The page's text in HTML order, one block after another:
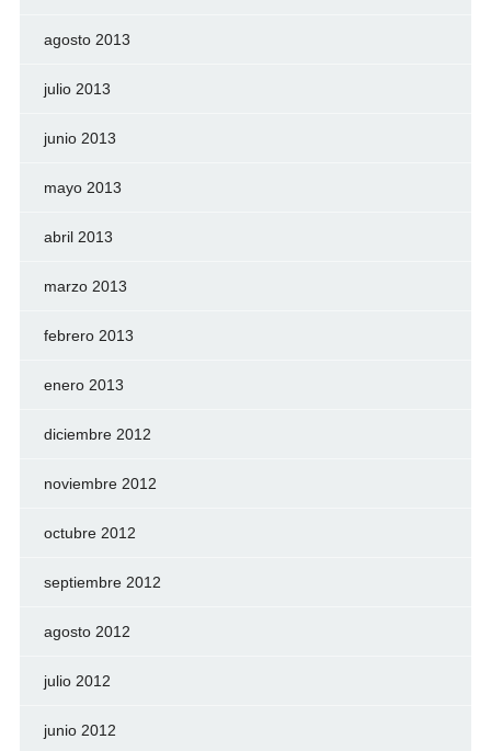
agosto 2013
julio 2013
junio 2013
mayo 2013
abril 2013
marzo 2013
febrero 2013
enero 2013
diciembre 2012
noviembre 2012
octubre 2012
septiembre 2012
agosto 2012
julio 2012
junio 2012